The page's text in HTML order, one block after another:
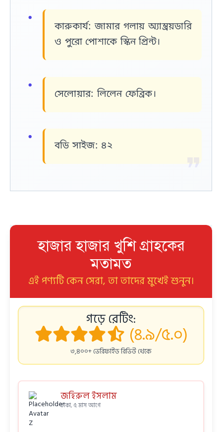
কারুকার্য: জামার গলায় অ্যাম্ব্রয়ডারি
ও পুরো পোশাকে স্কিন প্রিন্ট।
সেলোয়ার: লিলেন ফেব্রিক।
বডি সাইজ: ৪২
হাজার হাজার খুশি গ্রাহকের
মতামত
এই পণ্যটি কেন সেরা, তা তাদের মুখেই শুনুন।
গড়ে রেটিং:
(৪.৯/৫.০)
৩,৪০০+ ভেরিফাইড রিভিউ থেকে
জহিরুল ইসলাম
ঢাকা, ৫ মাস আগে